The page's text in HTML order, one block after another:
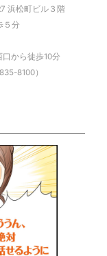
浜松町ビル３階
５分
から徒歩10分
8100）